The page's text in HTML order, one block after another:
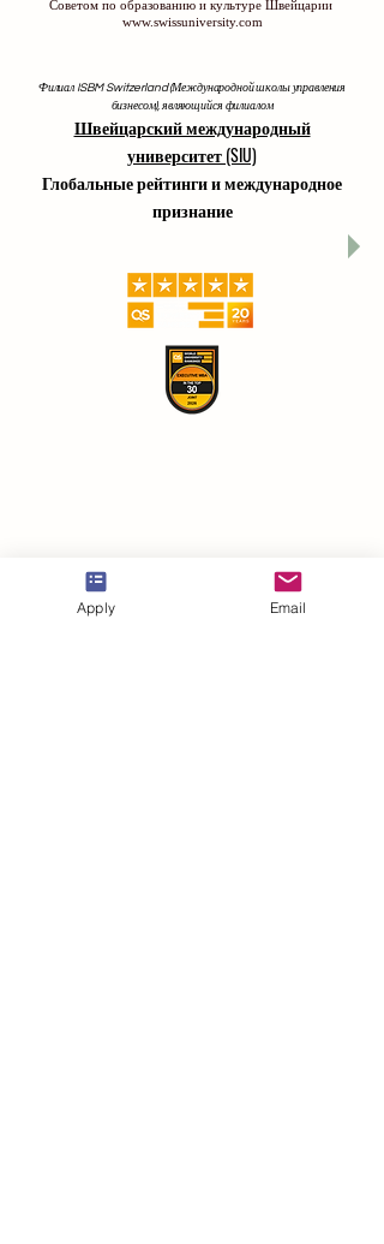
Советом по образованию и культуре Швейцарии
www.swissuniversity.com
Филиал ISBM Switzerland (Международной школы управления
бизнесом), являющийся филиалом
Швейцарский международный
университет (SIU)
Глобальные рейтинги и международное
признание
Apply Email